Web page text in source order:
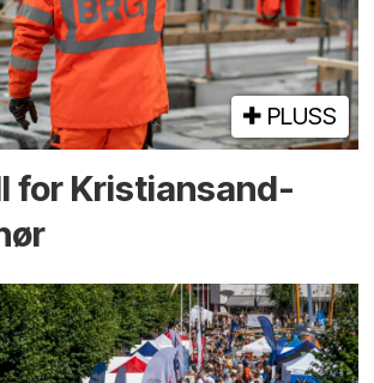
PLUSS
for Kristiansand-